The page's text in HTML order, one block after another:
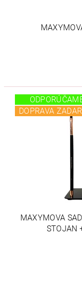
DOPRAVA
MAXYMOVA
STOJAN